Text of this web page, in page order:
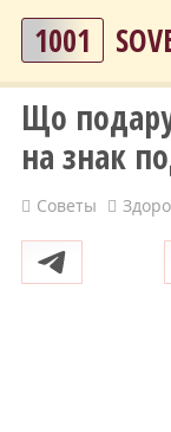
1001
Що
на знак
Советы